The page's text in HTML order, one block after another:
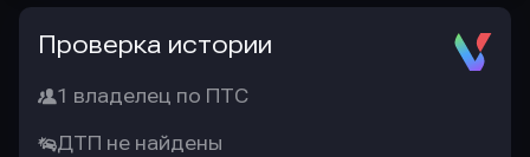
Проверка истории
1 владелец по ПТС
ДТП не найдены